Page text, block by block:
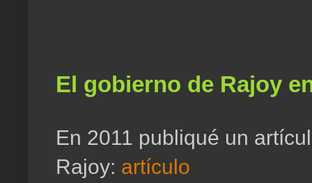
El gobierno de Rajoy
En 2011 publiqué un
Rajoy: artículo